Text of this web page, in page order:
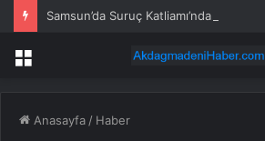
Menü
Anasayfa / Haber